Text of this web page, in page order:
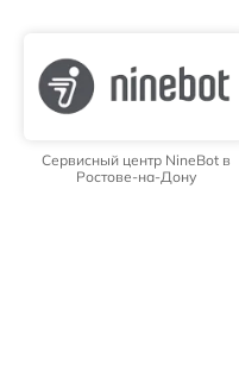
Сервисный центр NineBot в
Ростове-на-Дону